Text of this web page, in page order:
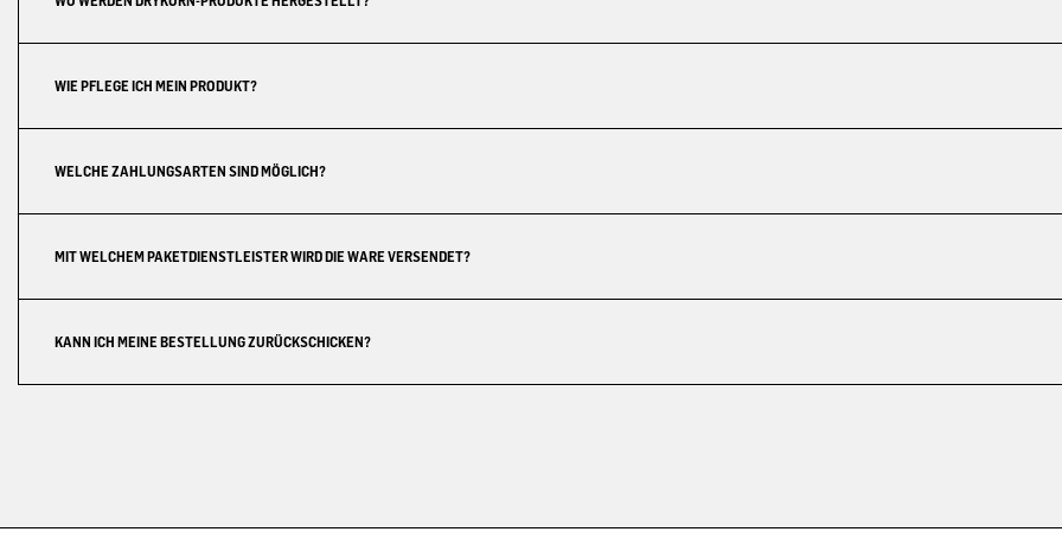
WIE PFLEGE ICH MEIN PRODUKT?
WELCHE ZAHLUNGSARTEN SIND MÖGLICH?
MIT WELCHEM PAKETDIENSTLEISTER WIRD DIE WARE VERSENDET?
KANN ICH MEINE BESTELLUNG ZURÜCKSCHICKEN?